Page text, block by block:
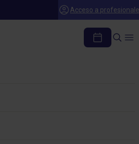
Acceso a
ASLO